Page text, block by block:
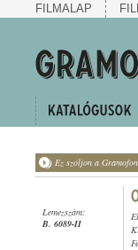
FILMALAP
Ez szóljon a
Lemezszám:
B. 6089-II